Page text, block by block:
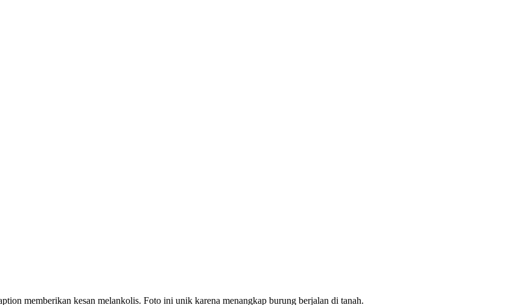
memberikan kesan melankolis. Foto ini unik karena menangkap burung berjalan di tanah.